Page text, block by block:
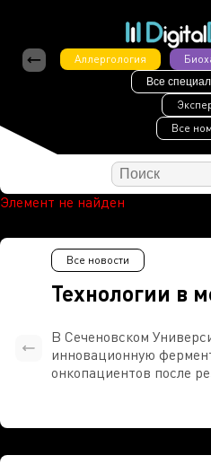
Аллергология
Все
Все
Элемент не найден
Технологии в
Все новости
В Сеченовском
инновационную
онкопациентов после